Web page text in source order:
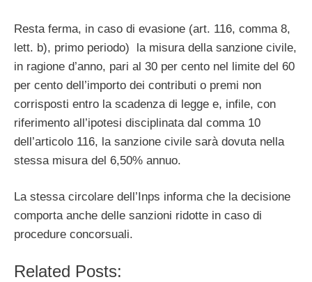
Resta ferma, in caso di evasione (art. 116, comma 8,
lett. b), primo periodo) la misura della sanzione civile,
in ragione d’anno, pari al 30 per cento nel limite del 60
per cento dell’importo dei contributi o premi non
corrisposti entro la scadenza di legge e, infile, con
riferimento all’ipotesi disciplinata dal comma 10
dell’articolo 116, la sanzione civile sarà dovuta nella
stessa misura del 6,50% annuo.
La stessa circolare dell’Inps informa che la decisione
comporta anche delle sanzioni ridotte in caso di
procedure concorsuali.
Related Posts: